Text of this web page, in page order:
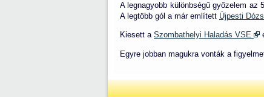
A legnagyobb különbségű győzelem
A legtöbb gól a már említett Újpesti
Kiesett a Szombathelyi Haladás VSE
Egyre jobban magukra vonták a